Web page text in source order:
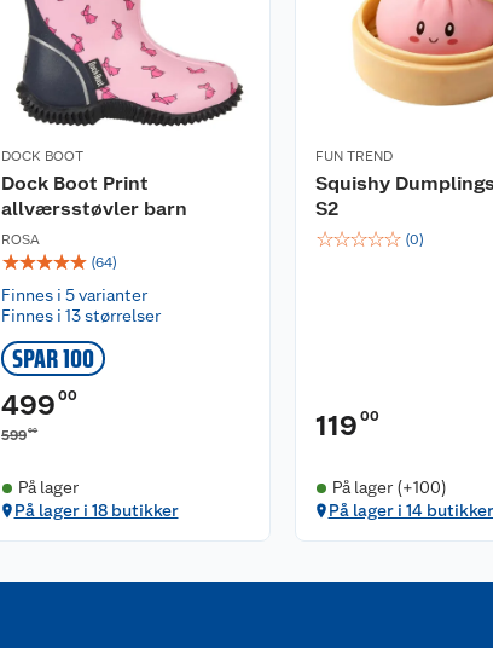
DOCK BOOT
Dock Boot Print
allværsstøvler barn
ROSA
☆☆☆☆☆ (64)
Finnes i 5 varianter
Finnes i 13 størrelser
SPAR 100
499 00
59900
På lager
På lager i 18 butikker
FUN TREND
Squishy
S2
☆☆☆☆☆ (0)
119 00
På lager (+100)
På lager i 14 butikker